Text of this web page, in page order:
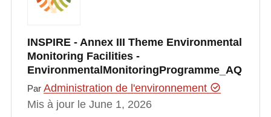
INSPIRE - Annex III Theme Environmental
Monitoring Facilities -
EnvironmentalMonitoringProgramme_AQ
Par Administration de l'environnement
Mis à jour le June 1, 2026